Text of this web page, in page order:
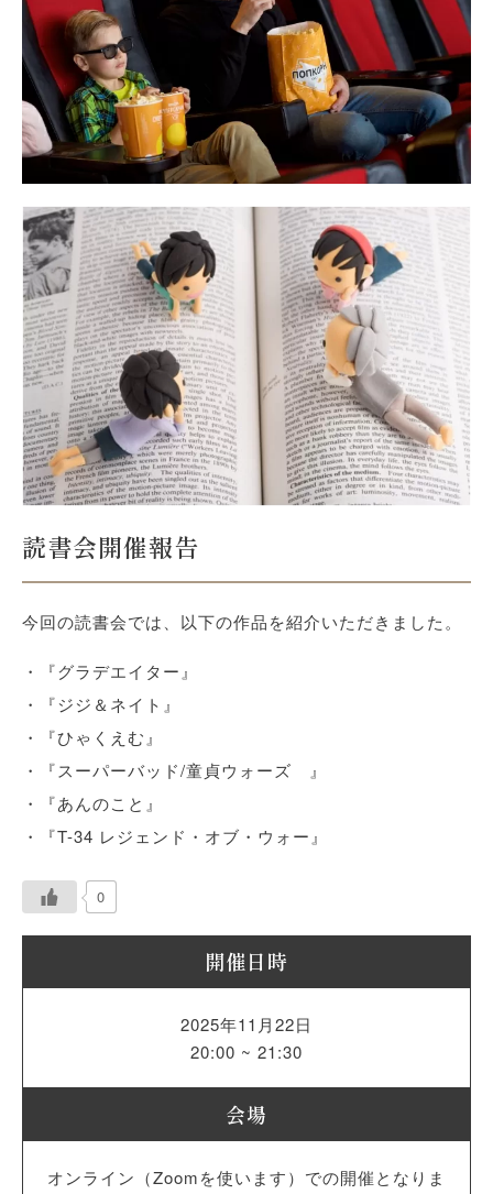
読書会開催報告
今回の読書会では、以下の作品を紹介いただきました。
・『グラデエイター』
・『ジジ＆ネイト』
・『ひゃくえむ』
・『スーパーバッド/童貞ウォーズ 』
・『あんのこと』
・『T-34 レジェンド・オブ・ウォー』
0
開催日時
2025年11月22日
20:00 ~ 21:30
会場
オンライン（Zoomを使います）での開催となりま